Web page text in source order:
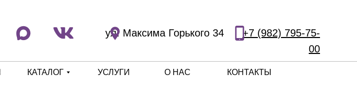
ул. Максима Горького 34
+7 (982) 795-75-
00
КОНТАКТЫ
О НАС
УСЛУГИ
КАТАЛОГ